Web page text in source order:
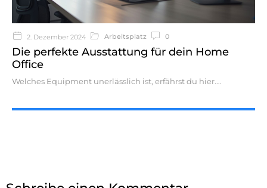
2. Dezember 2024 Arbeitsplatz 0
Die perfekte Ausstattung für dein Home
Office
Welches Equipment unerlässlich ist, erfährst du hier.